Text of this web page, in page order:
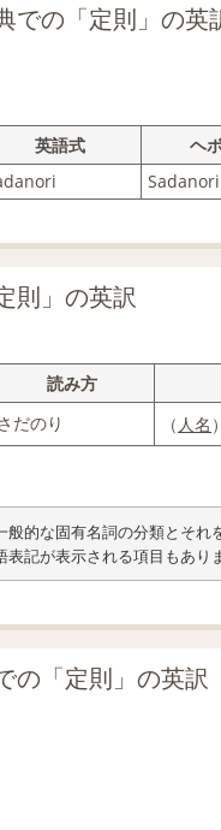
での「定則」の英
英語式 ヘ
Sadanori
則」の英訳
読み方
さだのり （ 人名
的な固有名詞の分類とそれ
記が表示される項目もありま
の「定則」の英訳